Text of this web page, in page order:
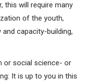
will require many
of the youth,
capacity-building,
or social science- or
It is up to you in this